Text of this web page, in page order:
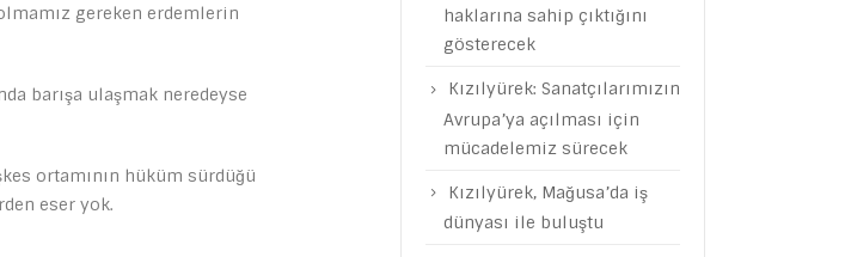
gereken erdemlerin
barışa ulaşmak neredeyse
ortamının hüküm sürdüğü
eser yok.
haklarına sahip çıktığını
gösterecek
Kızılyürek: Sanatçılarımızın
Avrupa’ya açılması için
mücadelemiz sürecek
Kızılyürek, Mağusa’da iş
dünyası ile buluştu